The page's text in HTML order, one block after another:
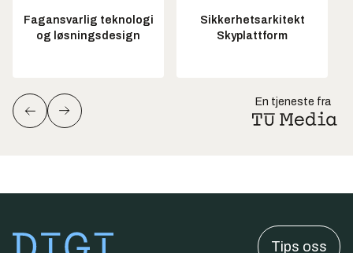
Fagansvarlig teknologi
og løsningsdesign
Sikkerhetsarkitekt
Skyplattform
En tjeneste fra
Tips oss